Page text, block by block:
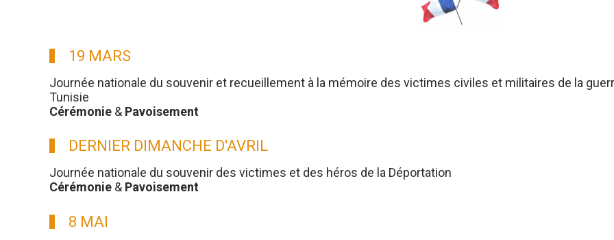
19 MARS
Journée nationale du souvenir et recueillement à la mémoire des victimes civiles et militaires de la
Tunisie
Cérémonie & Pavoisement
DERNIER DIMANCHE D'AVRIL
Journée nationale du souvenir des victimes et des héros de la Déportation
Cérémonie & Pavoisement
8 MAI